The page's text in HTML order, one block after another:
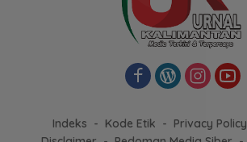
Indeks Kode Etik Privacy Policy